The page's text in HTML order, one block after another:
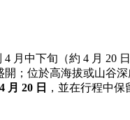
月中下旬（約 4 月
；位於高海拔或山谷
月 20 日 ，並在行程中保